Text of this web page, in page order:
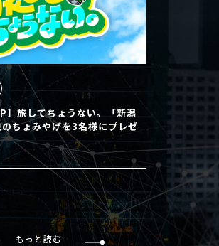
】旅してちょうない。「新潟
ちょみやげを3名様にプレゼ
もっと読む